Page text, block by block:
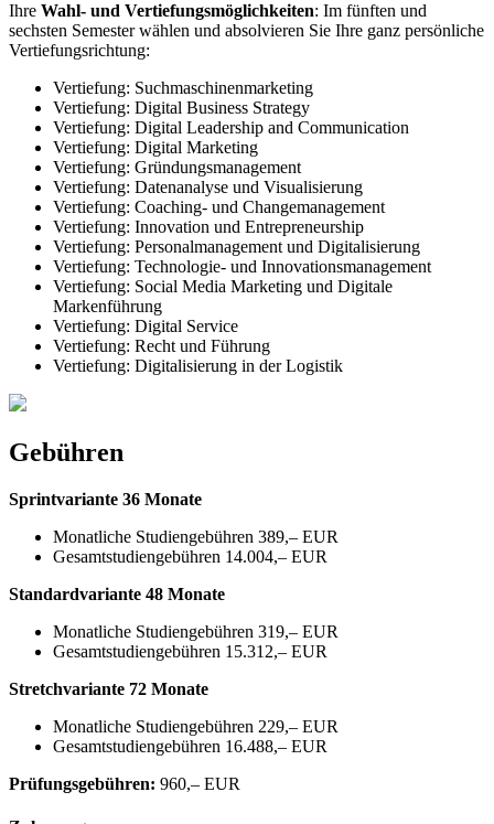
Ihre Wahl- und Vertiefungsmöglichkeiten: Im fünften und
sechsten Semester wählen und absolvieren Sie Ihre ganz persönliche
Vertiefungsrichtung:
Vertiefung: Suchmaschinenmarketing
Vertiefung: Digital Business Strategy
Vertiefung: Digital Leadership and Communication
Vertiefung: Digital Marketing
Vertiefung: Gründungsmanagement
Vertiefung: Datenanalyse und Visualisierung
Vertiefung: Coaching- und Changemanagement
Vertiefung: Innovation und Entrepreneurship
Vertiefung: Personalmanagement und Digitalisierung
Vertiefung: Technologie- und Innovationsmanagement
Vertiefung: Social Media Marketing und Digitale
Markenführung
Vertiefung: Digital Service
Vertiefung: Recht und Führung
Vertiefung: Digitalisierung in der Logistik
Gebühren
Sprintvariante 36 Monate
Monatliche Studiengebühren 389,– EUR
Gesamtstudiengebühren 14.004,– EUR
Standardvariante 48 Monate
Monatliche Studiengebühren 319,– EUR
Gesamtstudiengebühren 15.312,– EUR
Stretchvariante 72 Monate
Monatliche Studiengebühren 229,– EUR
Gesamtstudiengebühren 16.488,– EUR
Prüfungsgebühren: 960,– EUR